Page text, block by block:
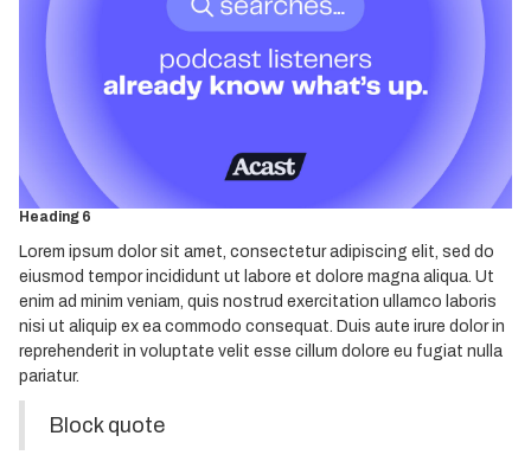
Heading 2
Heading 3
Heading 4
Heading 5
Heading 6
Lorem ipsum dolor sit amet, consectetur adipiscing elit, sed do
eiusmod tempor incididunt ut labore et dolore magna aliqua. Ut
enim ad minim veniam, quis nostrud exercitation ullamco laboris
nisi ut aliquip ex ea commodo consequat. Duis aute irure dolor in
reprehenderit in voluptate velit esse cillum dolore eu fugiat nulla
pariatur.
Block quote